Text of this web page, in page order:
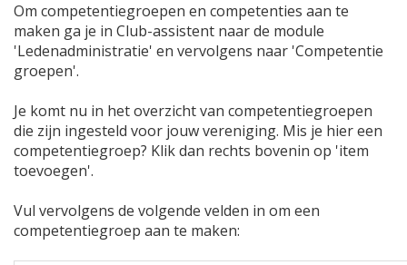
Om competentiegroepen en competenties aan te
maken ga je in Club-assistent naar de module
'Ledenadministratie' en vervolgens naar 'Competentie
groepen'.
Je komt nu in het overzicht van competentiegroepen
die zijn ingesteld voor jouw vereniging. Mis je hier een
competentiegroep? Klik dan rechts bovenin op 'item
toevoegen'.
Vul vervolgens de volgende velden in om een
competentiegroep aan te maken: